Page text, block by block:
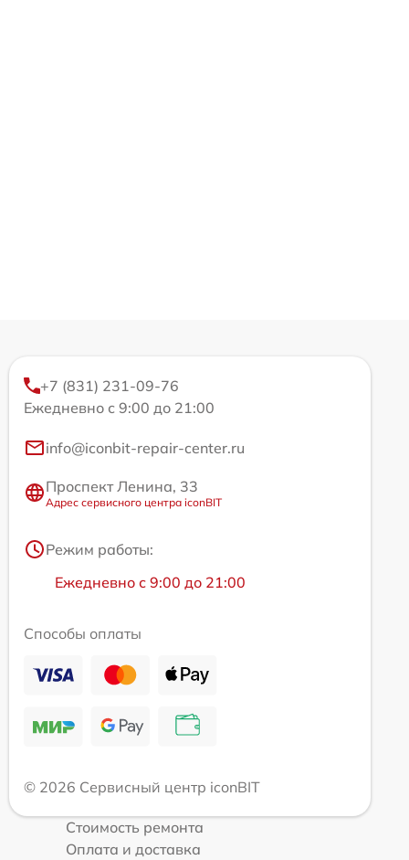
+7 (831) 231-09-76
Ежедневно с 9:00 до 21:00
info@iconbit-repair-center.ru
Проспект Ленина, 33
Адрес сервисного центра iconBIT
Режим работы:
Ежедневно с 9:00 до 21:00
Способы оплаты
© 2026 Сервисный центр iconBIT
Стоимость ремонта
Оплата и доставка